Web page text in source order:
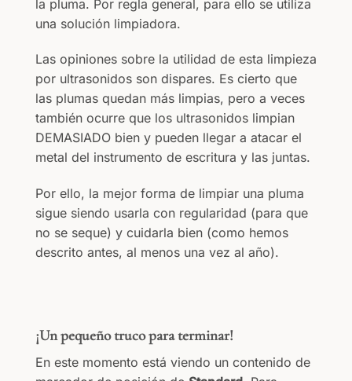
la pluma. Por regla general, para ello se utiliza
una solución limpiadora.
Las opiniones sobre la utilidad de esta limpieza
por ultrasonidos son dispares. Es cierto que
las plumas quedan más limpias, pero a veces
también ocurre que los ultrasonidos limpian
DEMASIADO bien y pueden llegar a atacar el
metal del instrumento de escritura y las juntas.
Por ello, la mejor forma de limpiar una pluma
sigue siendo usarla con regularidad (para que
no se seque) y cuidarla bien (como hemos
descrito antes, al menos una vez al año).
¡Un pequeño truco para terminar!
En este momento está viendo un contenido de